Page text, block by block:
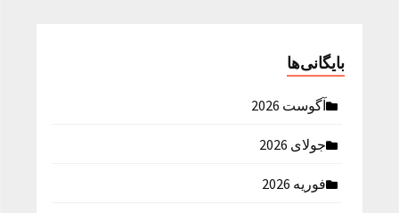
بایگانی‌ها
آگوست 2026
جولای 2026
فوریه 2026